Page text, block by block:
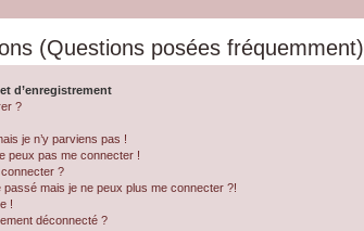
(Questions posées fréquemment)
d’enregistrement
?
je n’y parviens pas !
peux pas me connecter !
?
mais je ne peux plus me connecter ?!
!
déconnecté ?